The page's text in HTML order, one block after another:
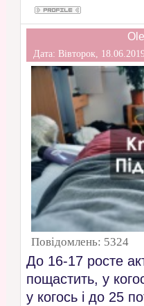
Дата: Вівторок,
Повідомлень: 5324
До 16-17 росте
пощастить, у
у когось і до 25